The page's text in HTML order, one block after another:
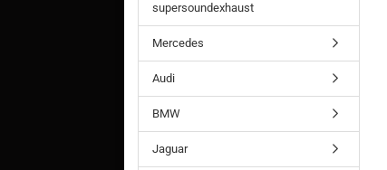
supersoundexhaust
Mercedes
Audi
BMW
Jaguar